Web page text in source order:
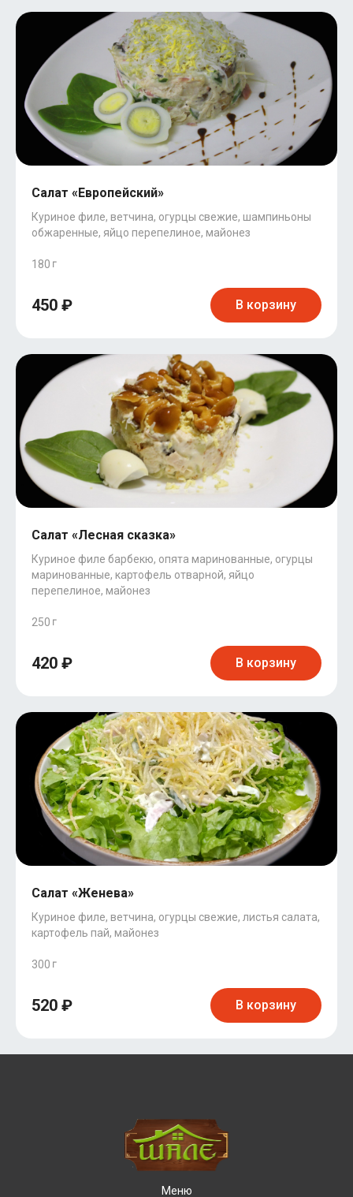
Салат «Европейский»
Куриное филе, ветчина, огурцы свежие, шампиньоны
обжаренные, яйцо перепелиное, майонез
180
450 ₽ В корзину
Салат «Лесная сказка»
Куриное филе барбекю, опята маринованные, огурцы
маринованные, картофель отварной, яйцо
перепелиное, майонез
250
420 ₽ В корзину
Салат «Женева»
Куриное филе, ветчина, огурцы свежие, листья салата,
картофель пай, майонез
300
520 ₽ В корзину
Меню